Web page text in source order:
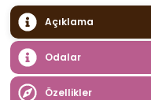
Açıklama
Odalar
Özellikler